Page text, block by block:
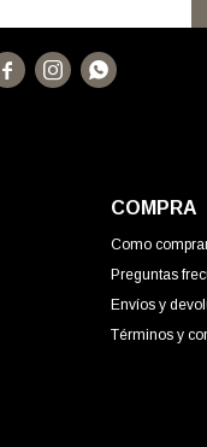
COMPRA
Como
Preguntas
Envíos y
Términos y
  